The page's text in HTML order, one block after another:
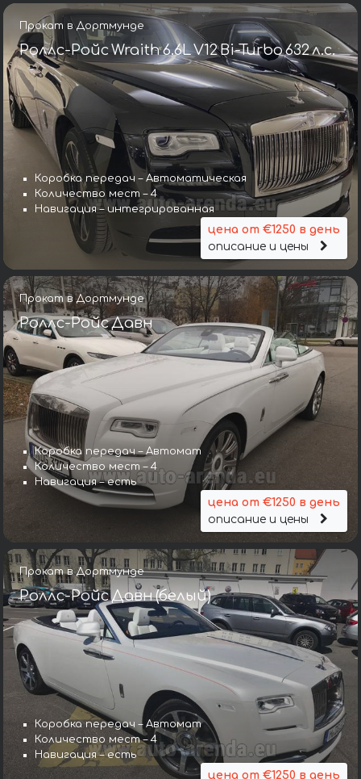
Прокат в Дортмунде
Роллс-Ройс Wraith 6.6L V12 Bi-Turbo 632 л.с.
Коробка передач – Автоматическая
Количество мест – 4
Навигация – интегрированная
цена от €1250 в день
описание и цены
Прокат в Дортмунде
Роллс-Ройс Давн
Коробка передач – Автомат
Количество мест – 4
Навигация – есть
цена от €1250 в день
описание и цены
Прокат в Дортмунде
Роллс-Ройс Давн (белый)
Коробка передач – Автомат
Количество мест – 4
Навигация – есть
цена от €1250 в день